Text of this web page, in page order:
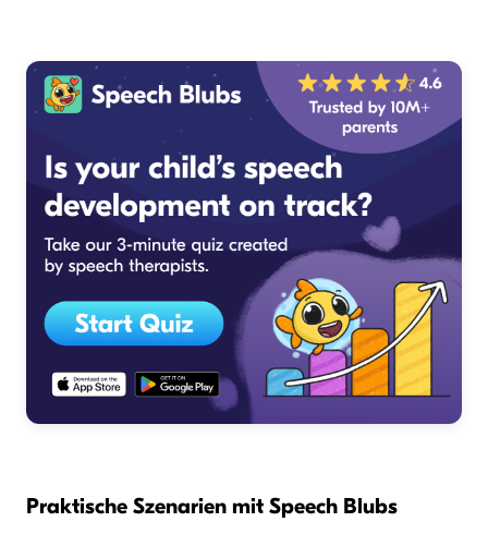
Praktische Szenarien mit Speech Blubs